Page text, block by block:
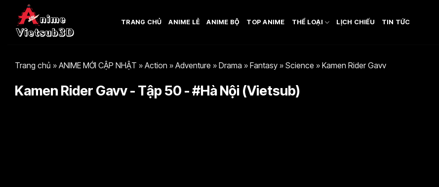
TRANG CHỦ ANIME LẺ ANIME BỘ TOP ANIME THỂ LOẠI LỊCH CHIẾU TIN TỨC
Trang chủ » ANIME MỚI CẬP NHẬT » Action » Adventure » Drama » Fantasy » Science » Kamen Rider Gavv
Kamen Rider Gavv - Tập 50 - #Hà Nội (Vietsub)